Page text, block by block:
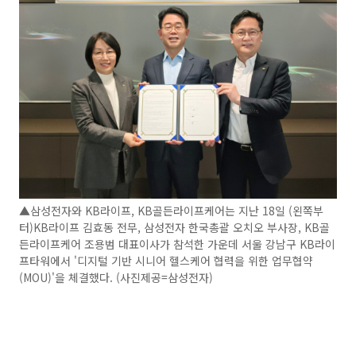
▲삼성전자와 KB라이프, KB골든라이프케어는 지난 18일 (왼쪽부
터)KB라이프 김효동 전무, 삼성전자 한국총괄 오치오 부사장, KB골
든라이프케어 조용범 대표이사가 참석한 가운데 서울 강남구 KB라이
프타워에서 '디지털 기반 시니어 헬스케어 협력을 위한 업무협약
(MOU)'을 체결했다. (사진제공=삼성전자)